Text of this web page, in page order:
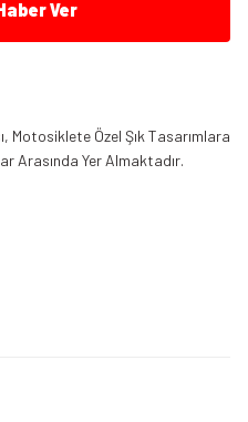
Ver
Motosiklete Özel Şık Tasarımlara
Arasında Yer Almaktadır.